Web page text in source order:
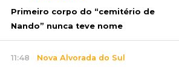
Primeiro corpo do “cemitério de
Nando” nunca teve nome
11:48 Nova Alvorada do Sul